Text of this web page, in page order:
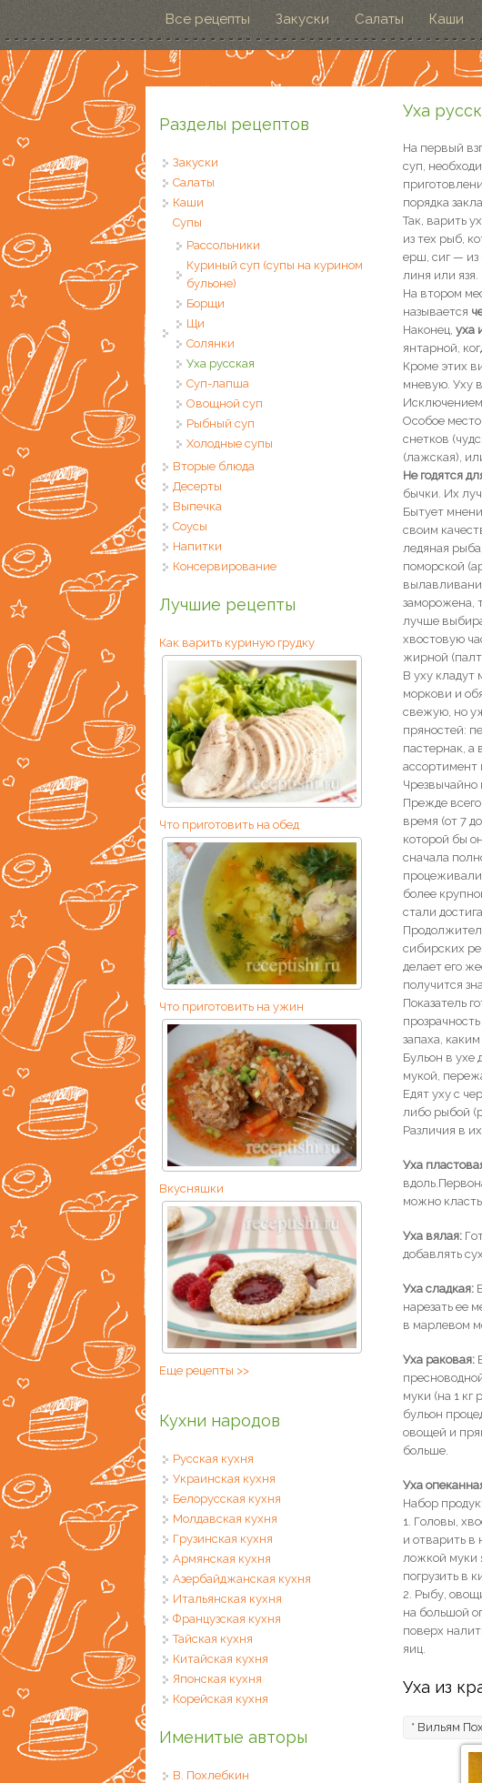
Все рецепты Закуски Салаты Каши
Уха
На первый
суп,
порядка
Так, варить
из тех рыб,
ерш, сиг — из
линя или язя.
На втором
называется
Наконец,уха
янтарной,
Кроме этих
мневую. Уху
Исключением
Особое
снетков
(лажская),
Не годятся
бычки. Их
Бытует
своим
ледяная
поморской
заморожена,
лучше
хвостовую
жирной
В уху кладут
моркови и
свежую, но
пряностей:
пастернак,
ассортимент
Чрезвычайно
Прежде
время (от 7
которой бы
сначала
более
стали
сибирских
делает его
получится
Показатель
запаха,
Бульон в ухе
мукой,
Едят уху с
либо рыбой
Различия в
Уха
можно класть
Уха вялая:
добавлять
Уха сладкая:
нарезать ее
в марлевом
Уха раковая:
муки (на 1 кг
бульон
овощей и
больше.
Уха
Набор
1. Головы,
и отварить в
ложкой муки
погрузить в
2. Рыбу,
на большой
поверх
яиц.
Уха из
* Вильям
Разделы рецептов
Закуски
Салаты
Каши
Супы
Рассольники
Куриный суп (супы на курином
бульоне)
Борщи
Щи
Солянки
Уха русская
Суп-лапша
Овощной суп
Рыбный суп
Холодные супы
Вторые блюда
Десерты
Выпечка
Соусы
Напитки
Консервирование
Лучшие рецепты
Как варить куриную грудку
Что приготовить на обед
Что приготовить на ужин
Вкусняшки
Еще рецепты >>
Кухни народов
Русская кухня
Украинская кухня
Белорусская кухня
Молдавская кухня
Грузинская кухня
Армянская кухня
Азербайджанская кухня
Итальянская кухня
Французская кухня
Тайская кухня
Китайская кухня
Японская кухня
Корейская кухня
Именитые авторы
В. Похлебкин